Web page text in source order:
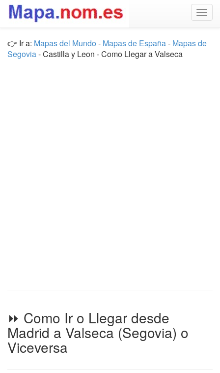
👉 Ir a: Mapas del Mundo - Mapas de España- Mapas de
Segovia- Castilla y Leon - Como Llegar a Valseca
⏩ Como Ir o Llegar desde
Madrid a Valseca (Segovia) o
Viceversa